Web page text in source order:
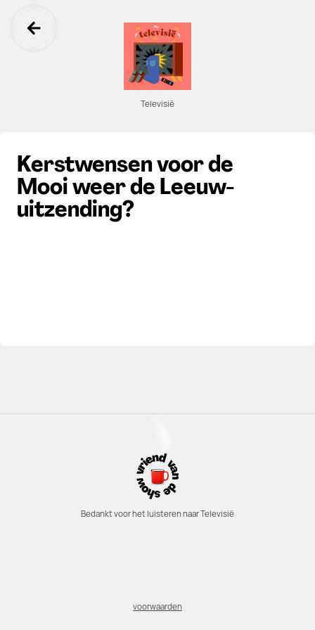
Ga terug
Televisië
Kerstwensen voor de
Mooi weer de Leeuw-
uitzending?
Bedankt voor het luisteren naar Televisië
voorwaarden